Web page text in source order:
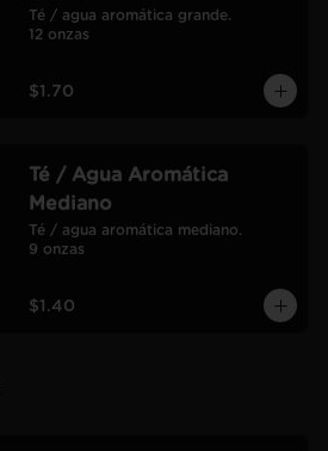
Té / agua aromática grande.
12 onzas
$1.70
Té / Agua Aromática
Mediano
Té / agua aromática mediano.
9 onzas
$1.40